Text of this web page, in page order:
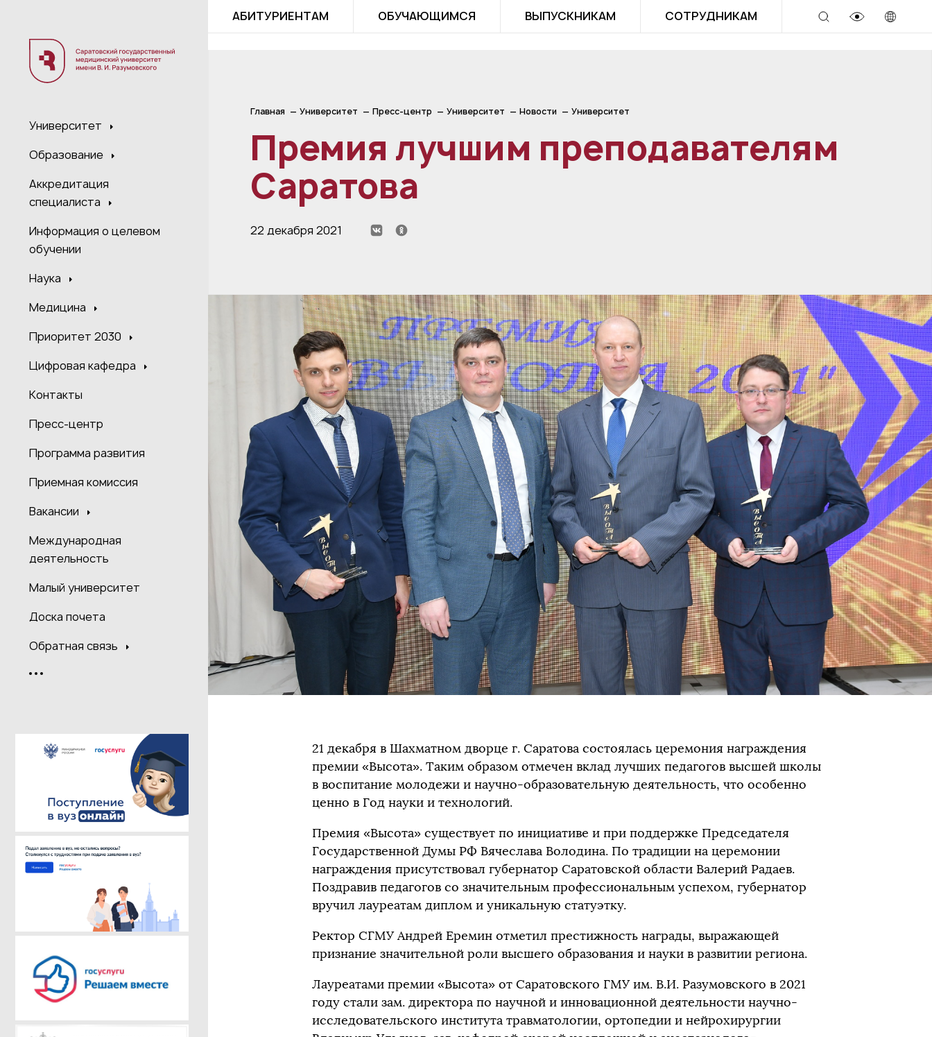
Университет
Образование
Аккредитация
специалиста
Информация о целевом
обучении
Наука
Медицина
Приоритет 2030
Цифровая кафедра
Контакты
Пресс-центр
Программа развития
Приемная комиссия
Вакансии
Международная
деятельность
Малый университет
Доска почета
Обратная связь
АБИТУРИЕНТАМ ОБУЧАЮЩИМСЯ ВЫПУСКНИКАМ СОТРУДНИКАМ
Главная Университет Пресс-центр Университет Новости Университет
Премия лучшим преподавателям
Саратова
22 декабря 2021
21 декабря в Шахматном дворце г. Саратова состоялась церемония награждения
премии «Высота». Таким образом отмечен вклад лучших педагогов высшей школы
в воспитание молодежи и научно-образовательную деятельность, что особенно
ценно в Год науки и технологий.
Премия «Высота» существует по инициативе и при поддержке Председателя
Государственной Думы РФ Вячеслава Володина. По традиции на церемонии
награждения присутствовал губернатор Саратовской области Валерий Радаев.
Поздравив педагогов со значительным профессиональным успехом, губернатор
вручил лауреатам диплом и уникальную статуэтку.
Ректор СГМУ Андрей Еремин отметил престижность награды, выражающей
признание значительной роли высшего образования и науки в развитии региона.
Лауреатами премии «Высота» от Саратовского ГМУ им. В.И. Разумовского в 2021
году стали зам. директора по научной и инновационной деятельности научно-
исследовательского института травматологии, ортопедии и нейрохирургии